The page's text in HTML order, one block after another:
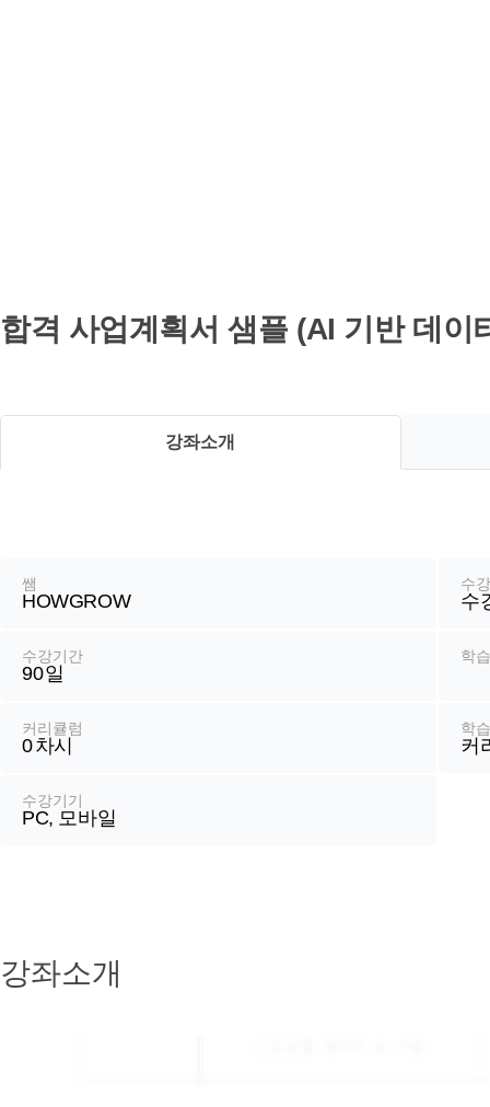
좌
보
합격 사업계획서 샘플 (AI 기반 데이
쌤
HOWGROW
수
수
수강기간
90일
학
커리큘럼
0차시
학
커
수강기기
PC, 모바일
강좌소개
강좌소개